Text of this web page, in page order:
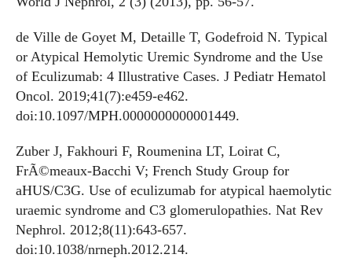
de Ville de Goyet M, Detaille T, Godefroid N. Typical
or Atypical Hemolytic Uremic Syndrome and the Use
of Eculizumab: 4 Illustrative Cases. J Pediatr Hematol
Oncol. 2019;41(7):e459-e462.
doi:10.1097/MPH.0000000000001449.
Zuber J, Fakhouri F, Roumenina LT, Loirat C,
FrÃ©meaux-Bacchi V; French Study Group for
aHUS/C3G. Use of eculizumab for atypical haemolytic
uraemic syndrome and C3 glomerulopathies. Nat Rev
Nephrol. 2012;8(11):643-657.
doi:10.1038/nrneph.2012.214.